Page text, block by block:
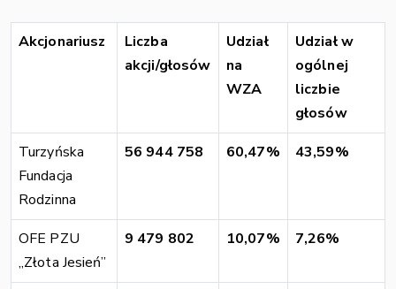
Akcjonariusz
Liczba
akcji/głosów
Udział
na
WZA
Udział w
ogólnej
liczbie
głosów
Turzyńska
Fundacja
Rodzinna
56 944 758 60,47% 43,59%
OFE PZU
„Złota Jesień”
9 479 802 10,07% 7,26%